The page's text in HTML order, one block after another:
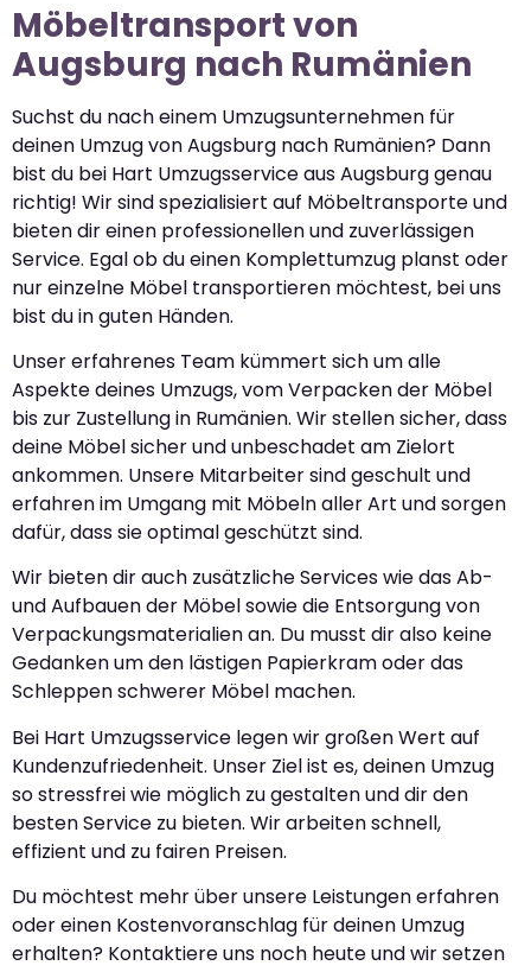
Möbeltransport von
Augsburg nach Rumänien
Suchst du nach einem Umzugsunternehmen für
deinen Umzug von Augsburg nach Rumänien? Dann
bist du bei Hart Umzugsservice aus Augsburg genau
richtig! Wir sind spezialisiert auf Möbeltransporte und
bieten dir einen professionellen und zuverlässigen
Service. Egal ob du einen Komplettumzug planst oder
nur einzelne Möbel transportieren möchtest, bei uns
bist du in guten Händen.
Unser erfahrenes Team kümmert sich um alle
Aspekte deines Umzugs, vom Verpacken der Möbel
bis zur Zustellung in Rumänien. Wir stellen sicher, dass
deine Möbel sicher und unbeschadet am Zielort
ankommen. Unsere Mitarbeiter sind geschult und
erfahren im Umgang mit Möbeln aller Art und sorgen
dafür, dass sie optimal geschützt sind.
Wir bieten dir auch zusätzliche Services wie das Ab-
und Aufbauen der Möbel sowie die Entsorgung von
Verpackungsmaterialien an. Du musst dir also keine
Gedanken um den lästigen Papierkram oder das
Schleppen schwerer Möbel machen.
Bei Hart Umzugsservice legen wir großen Wert auf
Kundenzufriedenheit. Unser Ziel ist es, deinen Umzug
so stressfrei wie möglich zu gestalten und dir den
besten Service zu bieten. Wir arbeiten schnell,
effizient und zu fairen Preisen.
Du möchtest mehr über unsere Leistungen erfahren
oder einen Kostenvoranschlag für deinen Umzug
erhalten? Kontaktiere uns noch heute und wir setzen